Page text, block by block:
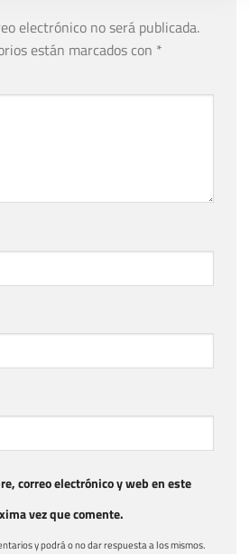
electrónico no será publicada.
están marcados con *
correo electrónico y web en este
vez que comente.
y podrá o no dar respuesta a los mismos.